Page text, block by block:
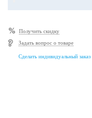
Получить скидку
Задать вопрос о товаре
Сделать индивидуальный заказ